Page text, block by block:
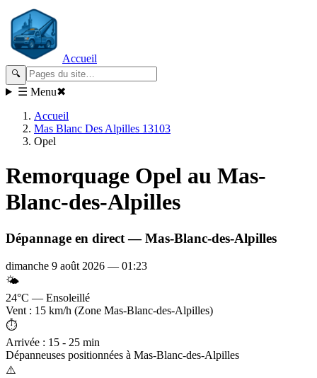
Accueil
🔍
☰ Menu✖
Accueil
Mas Blanc Des Alpilles 13103
Opel
Remorquage Opel au Mas-
Blanc-des-Alpilles
Dépannage en direct —Mas-Blanc-des-Alpilles
dimanche 9 août 2026 — 01:23
🌤️
24°C — Ensoleillé
Vent : 15 km/h (Zone Mas-Blanc-des-Alpilles)
⏱️
Arrivée : 15 - 25 min
Dépanneuses positionnées à Mas-Blanc-des-Alpilles
⚠️